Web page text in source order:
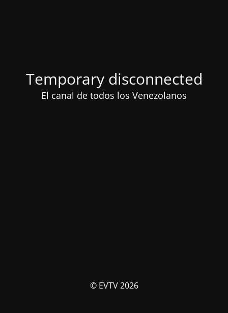
Temporary disconnected
El canal de todos los Venezolanos
© EVTV 2026